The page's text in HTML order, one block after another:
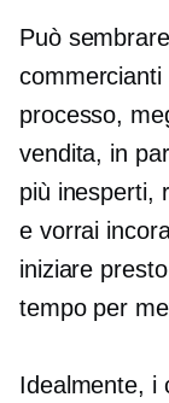
Può
commercianti
processo,
vendita, in
più inesperti,
e vorrai
iniziare
tempo per
Idealmente, i